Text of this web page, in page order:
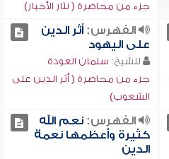
جزء من محاضرة ( نثار الأخبار)
الفهرس:أثر الدين
على اليهود
للشيخ: سلمان العودة
جزء من محاضرة ( أثر الدين على
الشعوب)
الفهرس:نعم الله
كثيرة وأعظمها نعمة
الدين